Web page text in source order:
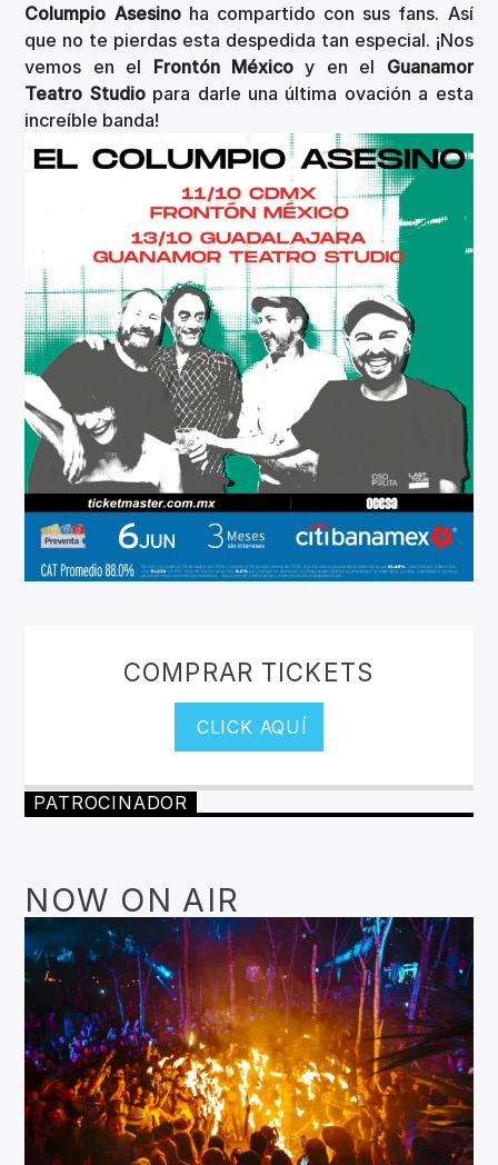
Columpio Asesinoha compartido con sus fans. Así
que no te pierdas esta despedida tan especial. ¡Nos
vemos en el Frontón México y en el Guanamor
Teatro Studio para darle una última ovación a esta
increíble banda!
COMPRAR TICKETS
CLICK AQUÍ
PATROCINADOR
NOW ON AIR